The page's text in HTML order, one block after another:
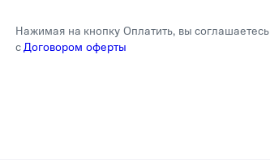
Нажимая на кнопку Оплатить, вы соглашаетесь
сДоговором оферты